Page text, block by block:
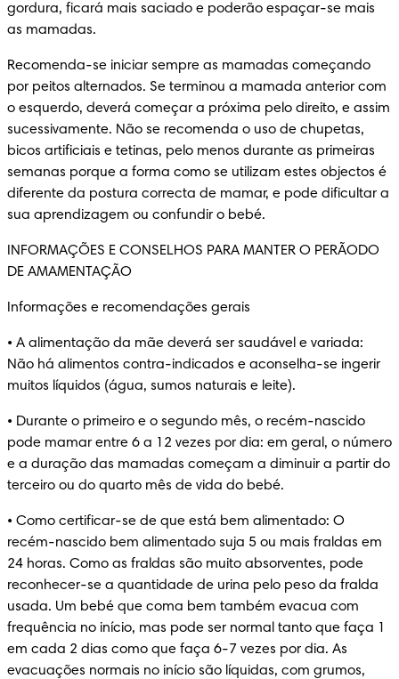
gordura, ficará mais saciado e poderão espaçar-se mais
as mamadas.
Recomenda-se iniciar sempre as mamadas começando
por peitos alternados. Se terminou a mamada anterior com
o esquerdo, deverá começar a próxima pelo direito, e assim
sucessivamente. Não se recomenda o uso de chupetas,
bicos artificiais e tetinas, pelo menos durante as primeiras
semanas porque a forma como se utilizam estes objectos é
diferente da postura correcta de mamar, e pode dificultar a
sua aprendizagem ou confundir o bebé.
INFORMAÇÕES E CONSELHOS PARA MANTER O PERÃODO
DE AMAMENTAÇÃO
Informações e recomendações gerais
• A alimentação da mãe deverá ser saudável e variada:
Não há alimentos contra-indicados e aconselha-se ingerir
muitos líquidos (água, sumos naturais e leite).
• Durante o primeiro e o segundo mês, o recém-nascido
pode mamar entre 6 a 12 vezes por dia: em geral, o número
e a duração das mamadas começam a diminuir a partir do
terceiro ou do quarto mês de vida do bebé.
• Como certificar-se de que está bem alimentado: O
recém-nascido bem alimentado suja 5 ou mais fraldas em
24 horas. Como as fraldas são muito absorventes, pode
reconhecer-se a quantidade de urina pelo peso da fralda
usada. Um bebé que coma bem também evacua com
frequência no início, mas pode ser normal tanto que faça 1
em cada 2 dias como que faça 6-7 vezes por dia. As
evacuações normais no início são líquidas, com grumos,